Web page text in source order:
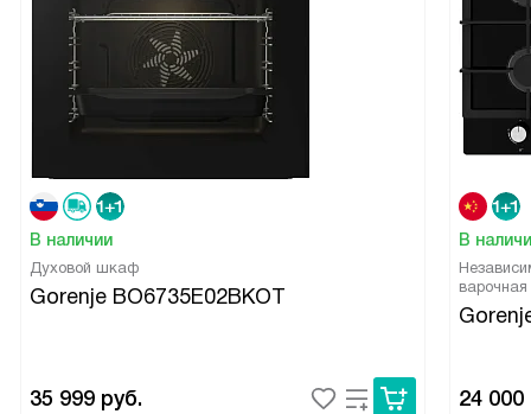
В наличии
Духовой шкаф
Gorenje BO6735E02BKOT
35 999 руб.
В
24 000